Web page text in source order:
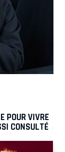
POUR VIVRE
CONSULTÉ